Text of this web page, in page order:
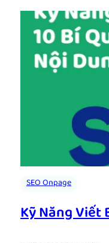
SEO Onpage
Kỹ Năng Viết